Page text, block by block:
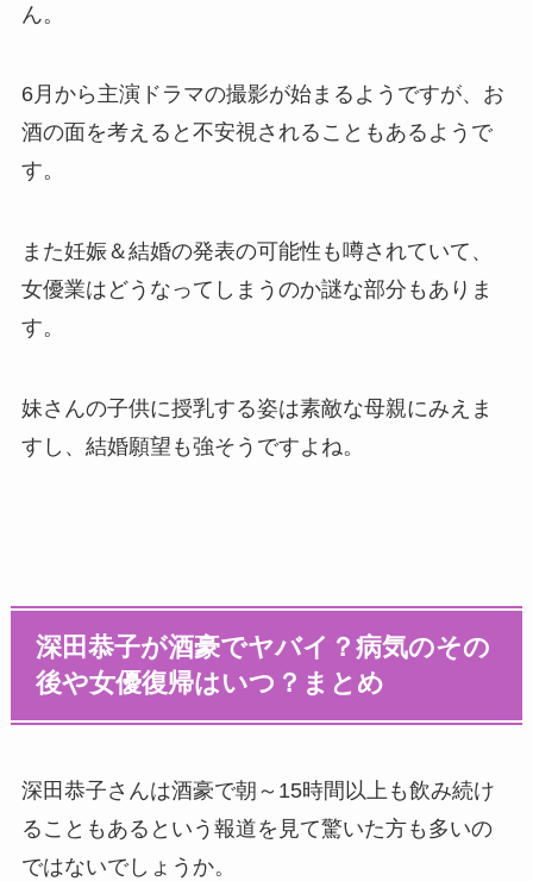
ん。
6月から主演ドラマの撮影が始まるようですが、お
酒の面を考えると不安視されることもあるようで
す。
また妊娠＆結婚の発表の可能性も噂されていて、
女優業はどうなってしまうのか謎な部分もありま
す。
妹さんの子供に授乳する姿は素敵な母親にみえま
すし、結婚願望も強そうですよね。
深田恭子が酒豪でヤバイ？病気のその
後や女優復帰はいつ？まとめ
深田恭子さんは酒豪で朝～15時間以上も飲み続け
ることもあるという報道を見て驚いた方も多いの
ではないでしょうか。